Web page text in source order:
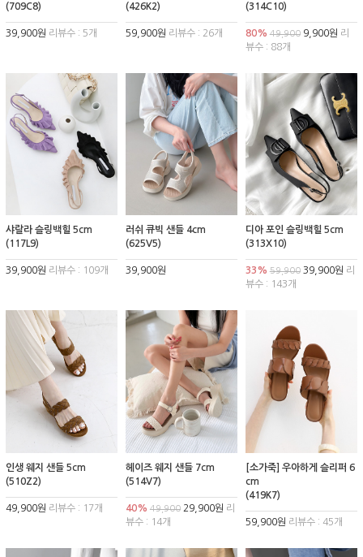
(709C8)
39,900원 리뷰수 : 5개
(426K2)
59,900원 리뷰수 : 26개
(314C10)
80% 49,9009,900원 리
뷰수 : 88개
샤랄라 슬링백힐 5cm
(117L9)
39,900원 리뷰수 : 109개
러쉬 큐빅 샌들 4cm
(625V5)
39,900원
디아 포인 슬링백힐 5cm
(313X10)
33% 59,90039,900원 리
뷰수 : 143개
인생 웨지 샌들 5cm
(510Z2)
49,900원 리뷰수 : 17개
헤이즈 웨지 샌들 7cm
(514V7)
40% 49,90029,900원 리
뷰수 : 14개
[소가죽] 우아하게 슬리퍼 6
cm
(419K7)
59,900원 리뷰수 : 45개